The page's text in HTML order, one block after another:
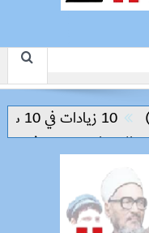
10 زيادات في 10 سنوات.. هل حان الوقت لرفع دعم البنزين نهائيا؟
تسرّع توفيق أوضاع